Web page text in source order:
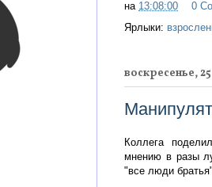
на 13:08:00
0
Ярлыки:
воскресенье,
Коллега
мнению в разы
"все люди братья".